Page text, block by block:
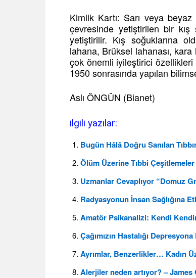
Kimlik Kartı: Sarı veya beyaz
çevresinde yetiştirilen bir
yetiştirilir. Kış soğuklarına
lahana, Brüksel lahanası, kara
çok önemli iyileştirici
1950 sonrasında yapılan
Aslı ÖNGÜN (Bianet)
ilgili yazılar:
Bugün Hâlâ Doğru Sanılan
Ölüm Üzerine Tıbbi
Uzmanlar Cevaplıyor “Domuz
Radyasyonun İnsan Sağlığına
Amatör Psikanalizi: Kendi
Çağımızın Hastalığı
Ayrımlar, Benzerlikler… Kadın
Alerjiler neden artıyor? – James